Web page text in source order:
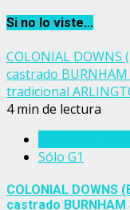
Si no lo viste...
COLONIAL DOWNS
castrado
tradicional
4 min de lectura
Sólo G1
COLONIAL DOWNS
castrado